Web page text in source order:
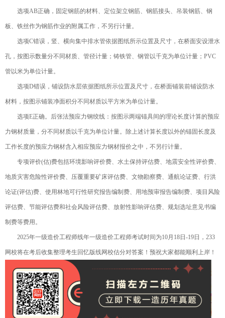
选项AB正确，固定钢筋的材料、定位架立钢筋、钢筋接头、吊装钢筋、钢
板、铁丝作为钢筋作业的附属工作，不另行计量。
选项C错误，竖、横向集中排水管依据图纸所示位置及尺寸，在桥面安设泄水
孔，按图示数量分不同材质、管径计量；铸铁管、钢管以千克为单位计量；PVC
管以米为单位计量。
选项D错误，铺设防水层依据图纸所示位置及尺寸，在桥面铺装前铺设防水
材料，按图示铺装净面积分不同材质以平方米为单位计量。
选项E正确。后张法预应力钢绞线：按图示两端锚具间的理论长度计算的预应
力钢材质量，分不同材质以千克为单位计量。除上述计算长度以外的锚固长度及
工作长度的预应力钢材含入相应预应力钢材报价之中，不另行计量。
专项评价(估)费包括环境影响评价费、水土保持评估费、地震安全性评价费、
地质灾害危险性评价费、压覆重要矿床评估费、文物勘察费、通航论证费、行洪
论证(评估)费、使用林地可行性研究报告编制费、用地预审报告编制费、项目风险
评估费、节能评估费和社会风险评估费、放射性影响评估费、规划选址意见书编
制费等费用。
2025年一级造价工程师线年一级造价工程师考试时间为10月18日-19日，233
网校将在考后收集整理考生回忆版线网校估分对答案！预祝大家都能顺利上岸！